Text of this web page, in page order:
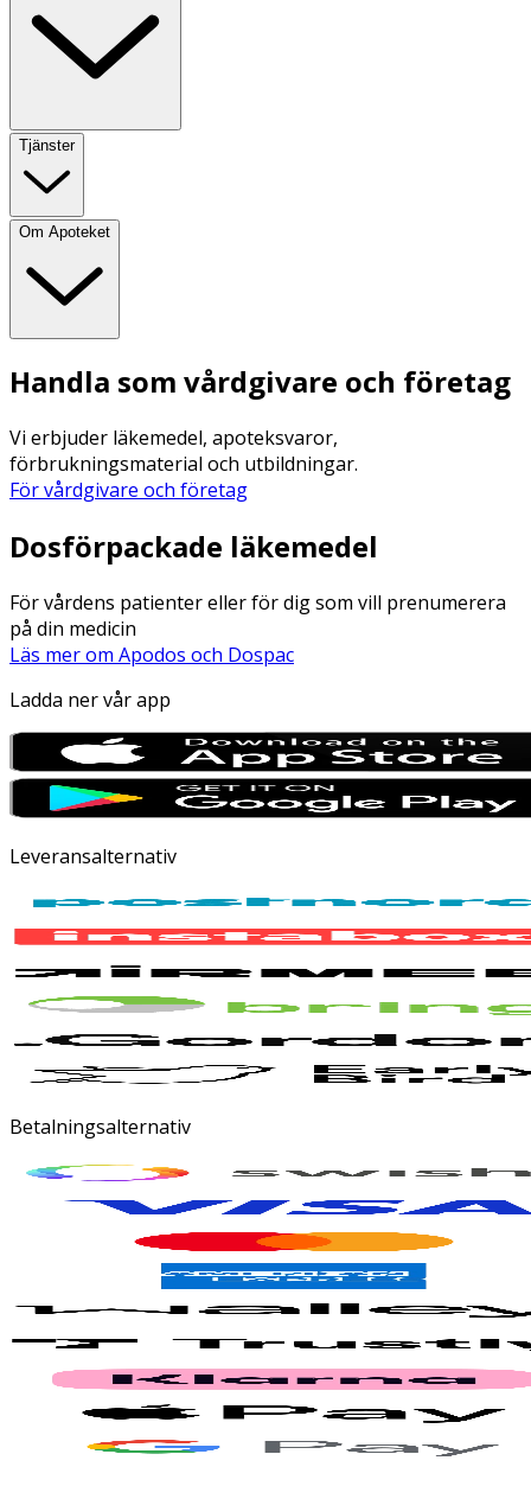
Tjänster
Om Apoteket
Handla som vårdgivare och företag
Vi erbjuder läkemedel, apoteksvaror,
förbrukningsmaterial och utbildningar.
För vårdgivare och företag
Dosförpackade läkemedel
För vårdens patienter eller för dig som vill prenumerera
på din medicin
Läs mer om Apodos och Dospac
Ladda ner vår app
Leveransalternativ
Betalningsalternativ